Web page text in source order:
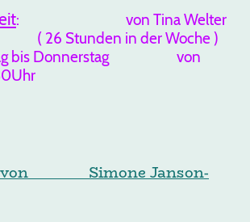
: von Tina Welter
in der Woche )
Donnerstag von
von Simone Janson-